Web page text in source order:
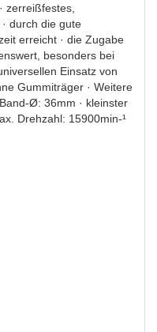
zerreißfestes,
durch die gute
erreicht · die Zugabe
besonders bei
Einsatz von
Gummiträger · Weitere
Ø: 36mm · kleinster
Drehzahl: 15900min-¹